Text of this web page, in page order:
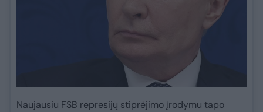
Naujausiu FSB represijų stiprėjimo įrodymu tapo